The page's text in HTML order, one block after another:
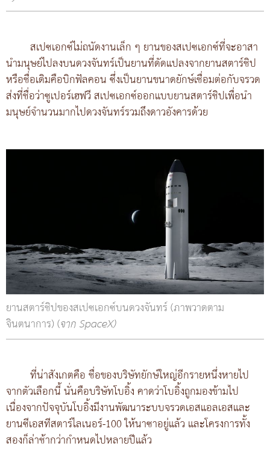
สเปซเอกซ์ไม่ถนัดงานเล็ก ๆ ยานของสเปซเอกซ์ที่จะอาสา
นำมนุษย์ไปลงบนดวงจันทร์เป็นยานที่ดัดแปลงจากยานสตาร์ชิป
หรือชื่อเดิมคือบิกฟัลคอน ซึ่งเป็นยานขนาดยักษ์เชื่อมต่อกับจรวด
ส่งที่ชื่อว่าซูเปอร์เฮฟวี สเปซเอกซ์ออกแบบยานสตาร์ชิปเพื่อนำ
มนุษย์จำนวนมากไปดวงจันทร์รวมถึงดาวอังคารด้วย
ยานสตาร์ชิปของสเปซเอกซ์บนดวงจันทร์ (ภาพวาดตาม
จินตนาการ) (จาก SpaceX)
ที่น่าสังเกตคือ ชื่อของบริษัทยักษ์ใหญ่อีกรายหนึ่งหายไป
จากตัวเลือกนี้ นั่นคือบริษัทโบอิ้ง คาดว่าโบอิ้งถูกมองข้ามไป
เนื่องจากปัจจุบันโบอิ้งมีงานพัฒนาระบบจรวดเอสแอลเอสและ
ยานซีเอสทีสตาร์ไลเนอร์-100 ให้นาซาอยู่แล้ว และโครงการทั้ง
สองก็ล่าช้ากว่ากำหนดไปหลายปีแล้ว